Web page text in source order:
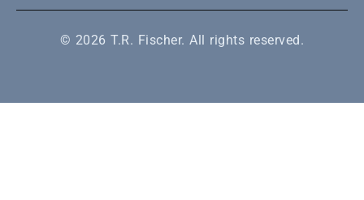
© 2026 T.R. Fischer. All rights reserved.